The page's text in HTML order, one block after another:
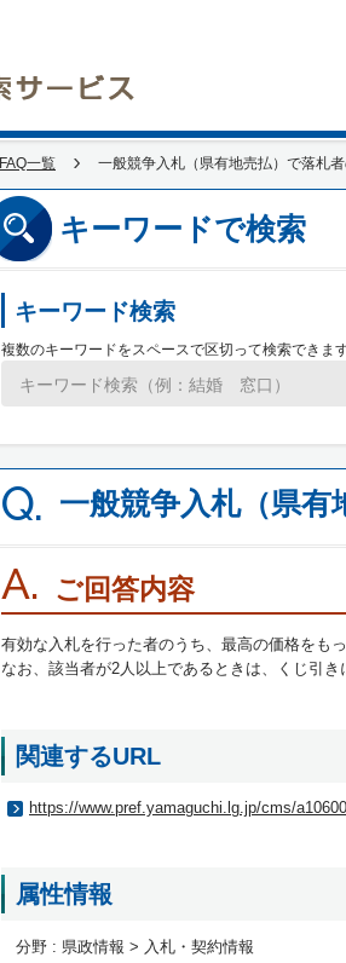
FAQ一覧 一般競争入札（県有地売払）で落札者
キーワードで検索
キーワード検索
複数のキーワードをスペースで区切って検索できます
Q. 一般競争入札（県有
A. ご回答内容
有効な入札を行った者のうち、最高の価格をも
なお、該当者が2人以上であるときは、くじ引き
関連するURL
https://www.pref.yamaguchi.lg.jp/cms/
属性情報
分野 : 県政情報 > 入札・契約情報